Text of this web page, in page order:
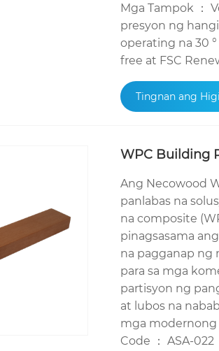
Mga Tampok ：
presyon ng
operating na 30
free at FSC
Tingnan ang
WPC Building
Ang Necowood
panlabas na
na composite
pinagsasama
na pagganap ng
para sa mga
partisyon ng
at lubos na
mga modernong
Code ： ASA-022